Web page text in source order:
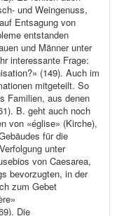
und Weingenuss,
Entsagung von
entstanden
und Männer unter
interessante Frage:
(149). Auch im
mitgeteilt. So
Familien, aus denen
B. geht auch noch
von «église» (Kirche),
für die
unter
von Caesarea,
bevorzugten, in der
zum Gebet
Die